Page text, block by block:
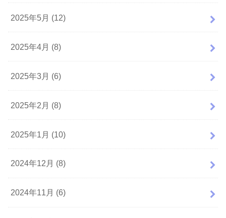
2025年5月 (12)
2025年4月 (8)
2025年3月 (6)
2025年2月 (8)
2025年1月 (10)
2024年12月 (8)
2024年11月 (6)